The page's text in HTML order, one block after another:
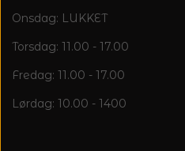
Onsdag: LUKKET
Torsdag: 11.00 - 17.00
Fredag: 11.00 - 17.00
Lørdag: 10.00 - 1400